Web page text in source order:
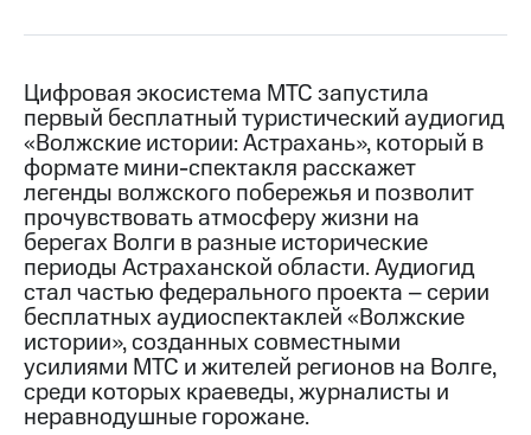
Пресс-
релизы
МТС
о технологиях
Достижения
Интервью
Финансовая
отчетность
Контакты
Новости
Цифровая экосистема МТС запустила
первый бесплатный туристический аудиогид
«Волжские истории: Астрахань», который в
формате мини-спектакля расскажет
легенды волжского побережья и позволит
прочувствовать атмосферу жизни на
берегах Волги в разные исторические
периоды Астраханской области. Аудиогид
стал частью федерального проекта – серии
бесплатных аудиоспектаклей «Волжские
истории», созданных совместными
усилиями МТС и жителей регионов на Волге,
среди которых краеведы, журналисты и
неравнодушные горожане.